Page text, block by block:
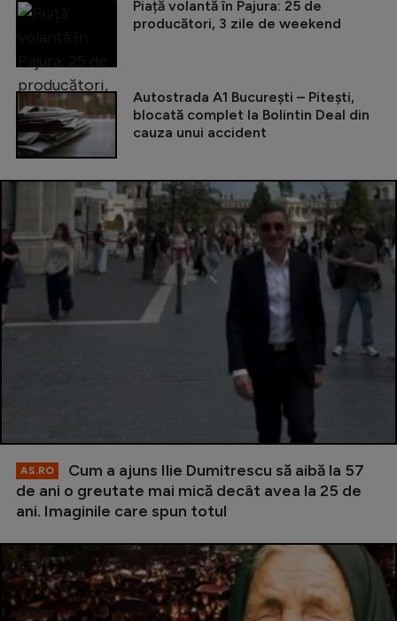
Piață volantă în Pajura: 25 de
producători, 3 zile de weekend
Autostrada A1 București – Pitești,
blocată complet la Bolintin Deal din
cauza unui accident
AS.RO
Cum a ajuns Ilie Dumitrescu să aibă la 57
de ani o greutate mai mică decât avea la 25 de
ani. Imaginile care spun totul